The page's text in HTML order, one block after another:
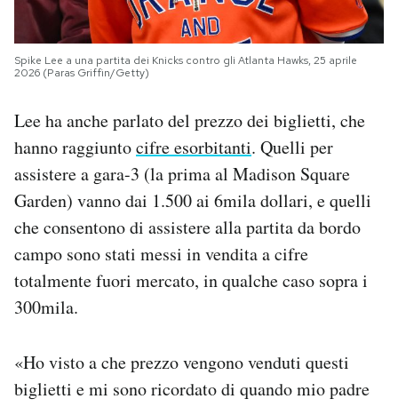
Spike Lee a una partita dei Knicks contro gli Atlanta Hawks, 25 aprile
2026 (Paras Griffin/Getty)
Lee ha anche parlato del prezzo dei biglietti, che
hanno raggiuntocifre esorbitanti. Quelli per
assistere a gara-3 (la prima al Madison Square
Garden) vanno dai 1.500 ai 6mila dollari, e quelli
che consentono di assistere alla partita da bordo
campo sono stati messi in vendita a cifre
totalmente fuori mercato, in qualche caso sopra i
300mila.
«Ho visto a che prezzo vengono venduti questi
biglietti e mi sono ricordato di quando mio padre